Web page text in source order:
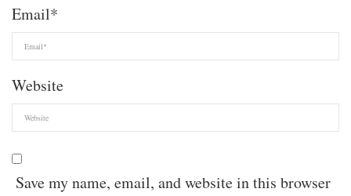
Email*
Website
Save my name, email, and website in this browser